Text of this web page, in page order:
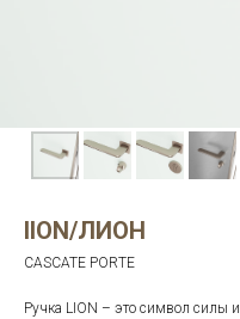
lION/ЛИОН
CASCATE PORTE
Ручка LION – это символ силы